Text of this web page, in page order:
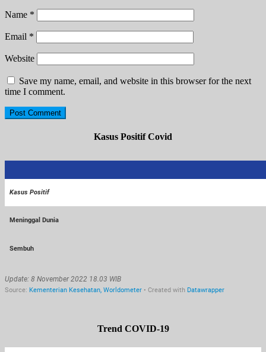
Name *
Email *
Website
Save my name, email, and website in this browser for the next
time I comment.
Kasus Positif Covid
Trend COVID-19